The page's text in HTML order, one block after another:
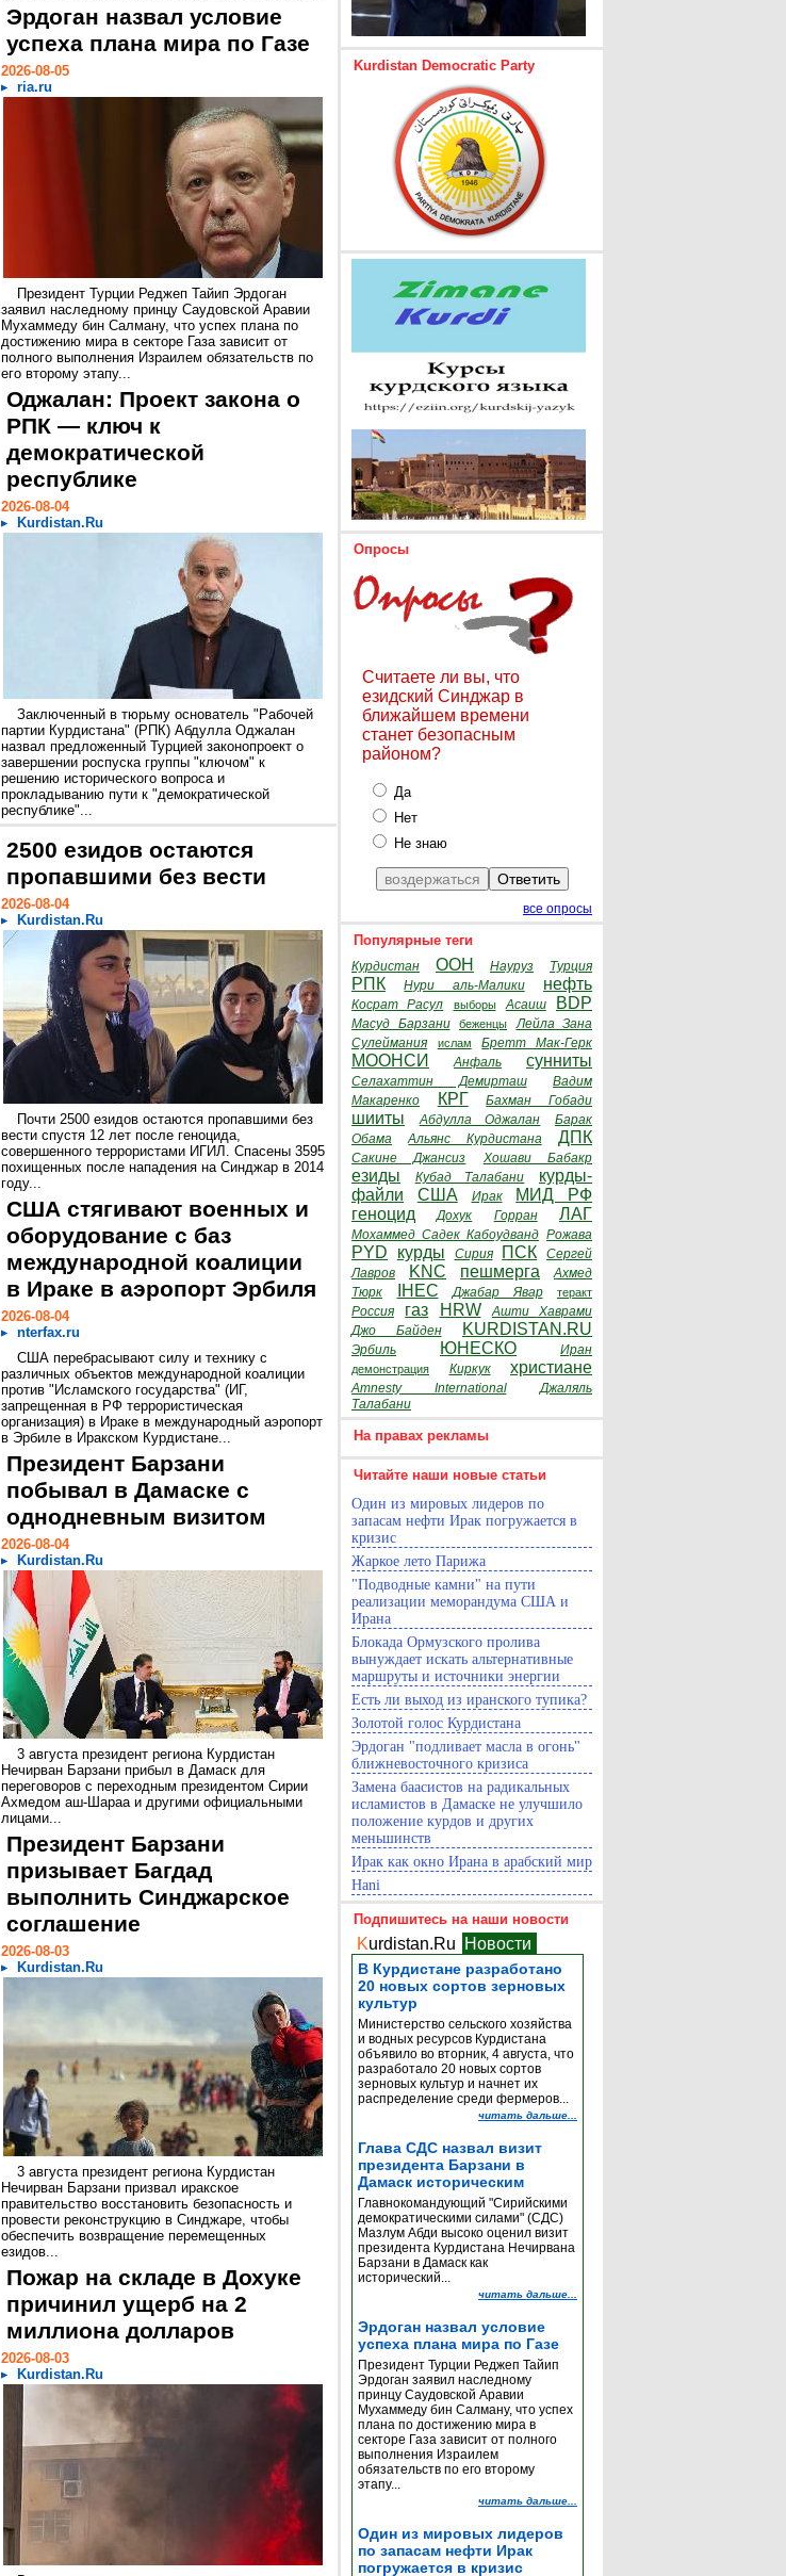
Эрдоган назвал условие
успеха плана мира по Газе
2026-08-05
ria.ru
Президент Турции Реджеп Тайип Эрдоган
заявил наследному принцу Саудовской Аравии
Мухаммеду бин Салману, что успех плана по
достижению мира в секторе Газа зависит от
полного выполнения Израилем обязательств по
его второму этапу...
Оджалан: Проект закона о
РПК — ключ к
демократической
республике
2026-08-04
Kurdistan.Ru
Заключенный в тюрьму основатель "Рабочей
партии Курдистана" (РПК) Абдулла Оджалан
назвал предложенный Турцией законопроект о
завершении роспуска группы "ключом" к
решению исторического вопроса и
прокладыванию пути к "демократической
республике"...
2500 езидов остаются
пропавшими без вести
2026-08-04
Kurdistan.Ru
Почти 2500 езидов остаются пропавшими без
вести спустя 12 лет после геноцида,
совершенного террористами ИГИЛ. Спасены 3595
похищенных после нападения на Синджар в 2014
году...
США стягивают военных и
оборудование с баз
международной коалиции
в Ираке в аэропорт Эрбиля
2026-08-04
nterfax.ru
США перебрасывают силу и технику с
различных объектов международной коалиции
против "Исламского государства" (ИГ,
запрещенная в РФ террористическая
организация) в Ираке в международный аэропорт
в Эрбиле в Иракском Курдистане...
Президент Барзани
побывал в Дамаске с
однодневным визитом
2026-08-04
Kurdistan.Ru
3 августа президент региона Курдистан
Нечирван Барзани прибыл в Дамаск для
переговоров с переходным президентом Сирии
Ахмедом аш-Шараа и другими официальными
лицами...
Президент Барзани
призывает Багдад
выполнить Синджарское
соглашение
2026-08-03
Kurdistan.Ru
3 августа президент региона Курдистан
Нечирван Барзани призвал иракское
правительство восстановить безопасность и
провести реконструкцию в Синджаре, чтобы
обеспечить возвращение перемещенных
езидов...
Пожар на складе в Дохуке
причинил ущерб на 2
миллиона долларов
2026-08-03
Kurdistan.Ru
Kurdistan Democratic Party
Опросы
Считаете ли вы, что
езидский Синджар в
ближайшем времени
станет безопасным
районом?
Да
Нет
Не знаю
все опросы
Популярные теги
Курдистан ООН Науруз Турция
РПК Нури аль-Малики нефть
Косрат Расул выборы Асаиш BDP
Масуд Барзани беженцы
Лейла Зана
Сулеймания
ислам Бретт Мак-Герк
МООНСИ Анфаль сунниты
Селахаттин Демирташ
Вадим
Макаренко
КРГ Бахман Гобади
шииты Абдулла Оджалан
Барак
Обама
Альянс Курдистана ДПК
Сакине Джансиз Хошави Бабакр
езиды Кубад Талабани
курды-
файли
США Ирак
МИД РФ
геноцид
Дохук Горран ЛАГ
Мохаммед Садек Кабоудванд Рожава
PYD курды Сирия ПСК
Сергей
Лавров
KNC пешмерга
Ахмед
Тюрк
IHEC Джабар Явар теракт
Россия газ HRW
Ашти Хаврами
Джо Байден
KURDISTAN.RU
Эрбиль ЮНЕСКО Иран
демонстрация Киркук христиане
Amnesty International
Джаляль
Талабани
На правах рекламы
Читайте наши новые статьи
Один из мировых лидеров по
запасам нефти Ирак погружается в
кризис
Жаркое лето Парижа
"Подводные камни" на пути
реализации меморандума США и
Ирана
Блокада Ормузского пролива
вынуждает искать альтернативные
маршруты и источники энергии
Есть ли выход из иранского тупика?
Золотой голос Курдистана
Эрдоган "подливает масла в огонь"
ближневосточного кризиса
Замена баасистов на радикальных
исламистов в Дамаске не улучшило
положение курдов и других
меньшинств
Ирак как окно Ирана в арабский мир
Hani
Подпишитесь на наши новости
Kurdistan.Ru Новости
В Курдистане разработано
20 новых сортов зерновых
культур
Министерство сельского хозяйства
и водных ресурсов Курдистана
объявило во вторник, 4 августа, что
разработало 20 новых сортов
зерновых культур и начнет их
распределение среди фермеров...
читать дальше...
Глава СДС назвал визит
президента Барзани в
Дамаск историческим
Главнокомандующий "Сирийскими
демократическими силами" (СДС)
Мазлум Абди высоко оценил визит
президента Курдистана Нечирвана
Барзани в Дамаск как
исторический...
читать дальше...
Эрдоган назвал условие
успеха плана мира по Газе
Президент Турции Реджеп Тайип
Эрдоган заявил наследному
принцу Саудовской Аравии
Мухаммеду бин Салману, что успех
плана по достижению мира в
секторе Газа зависит от полного
выполнения Израилем
обязательств по его второму
этапу...
читать дальше...
Один из мировых лидеров
по запасам нефти Ирак
погружается в кризис